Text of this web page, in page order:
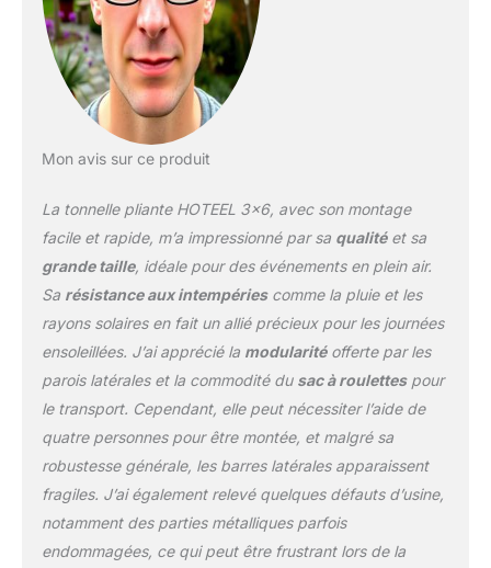
Mon avis sur ce produit
La tonnelle pliante HOTEEL 3×6, avec son montage
facile et rapide, m’a impressionné par sa qualitéet sa
grande taille, idéale pour des événements en plein air.
Sa résistance aux intempériescomme la pluie et les
rayons solaires en fait un allié précieux pour les journées
ensoleillées. J’ai apprécié la modularitéofferte par les
parois latérales et la commodité du sac à roulettespour
le transport. Cependant, elle peut nécessiter l’aide de
quatre personnes pour être montée, et malgré sa
robustesse générale, les barres latérales apparaissent
fragiles. J’ai également relevé quelques défauts d’usine,
notamment des parties métalliques parfois
endommagées, ce qui peut être frustrant lors de la